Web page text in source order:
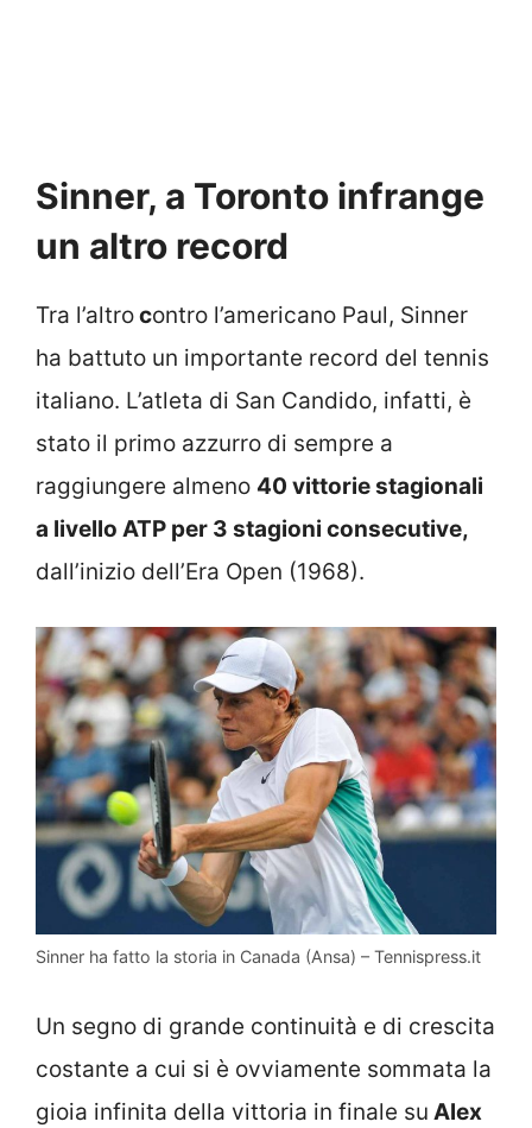
Sinner, a Toronto infrange
un altro record
Tra l’altrocontro l’americano Paul, Sinner
ha battuto un importante record del tennis
italiano. L’atleta di San Candido, infatti, è
stato il primo azzurro di sempre a
raggiungere almeno 40 vittorie stagionali
a livello ATP per 3 stagioni consecutive,
dall’inizio dell’Era Open (1968).
Sinner ha fatto la storia in Canada (Ansa) – Tennispress.it
Un segno di grande continuità e di crescita
costante a cui si è ovviamente sommata la
gioia infinita della vittoria in finale su Alex